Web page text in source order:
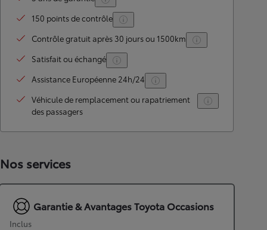
150 points de contrôle
Contrôle gratuit après 30 jours ou 1500km
Satisfait ou échangé
Assistance Européenne 24h/24
Véhicule de remplacement ou rapatriement
des passagers
Nos services
Garantie & Avantages Toyota Occasions
Inclus